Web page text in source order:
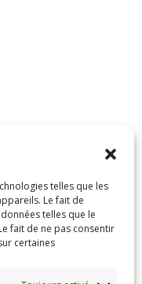
telles que les
Le fait de
telles que le
fait de ne pas consentir
certaines